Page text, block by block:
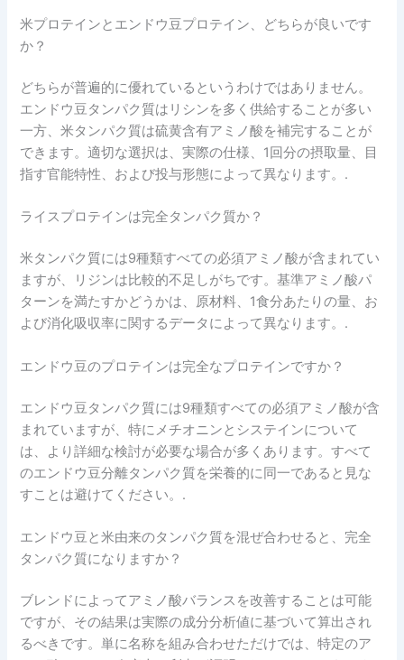
米プロテインとエンドウ豆プロテイン、どちらが良いです
か？
どちらが普遍的に優れているというわけではありません。
エンドウ豆タンパク質はリシンを多く供給することが多い
一方、米タンパク質は硫黄含有アミノ酸を補完することが
できます。適切な選択は、実際の仕様、1回分の摂取量、目
指す官能特性、および投与形態によって異なります。.
ライスプロテインは完全タンパク質か？
米タンパク質には9種類すべての必須アミノ酸が含まれてい
ますが、リジンは比較的不足しがちです。基準アミノ酸パ
ターンを満たすかどうかは、原材料、1食分あたりの量、お
よび消化吸収率に関するデータによって異なります。.
エンドウ豆のプロテインは完全なプロテインですか？
エンドウ豆タンパク質には9種類すべての必須アミノ酸が含
まれていますが、特にメチオニンとシステインについて
は、より詳細な検討が必要な場合が多くあります。すべて
のエンドウ豆分離タンパク質を栄養的に同一であると見な
すことは避けてください。.
エンドウ豆と米由来のタンパク質を混ぜ合わせると、完全
タンパク質になりますか？
ブレンドによってアミノ酸バランスを改善することは可能
ですが、その結果は実際の成分分析値に基づいて算出され
るべきです。単に名称を組み合わせただけでは、特定のア